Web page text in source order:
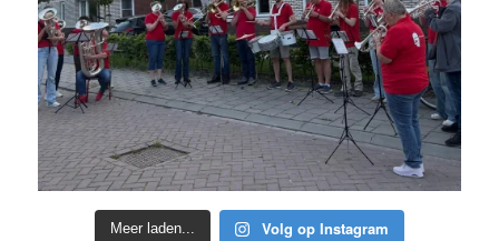
Meer laden... Volg op Instagram